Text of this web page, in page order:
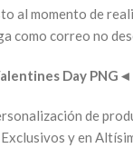
momento de
como correo no
Day PNG ◄
de
y en